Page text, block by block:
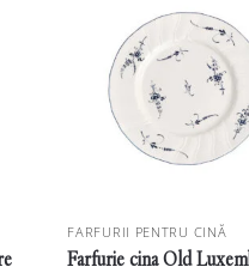
FARFURII PENTRU CINĂ
Farfurie cina Old